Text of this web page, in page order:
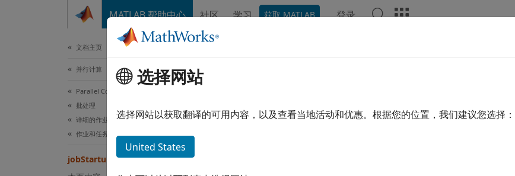
MATLAB 帮助中心 社区 学习 获取 MATLAB 登录
文档主页
并行计算
Parallel Computing Toolbox
批处理
详细的作业和任务控制
作业和任务的创建
jobStartup
jobStartup
全页折叠
选择网站
选择网站以获取翻译的可用内容，以及查看当地活动和优惠。根据您的位置，我们建议您选择：
United States